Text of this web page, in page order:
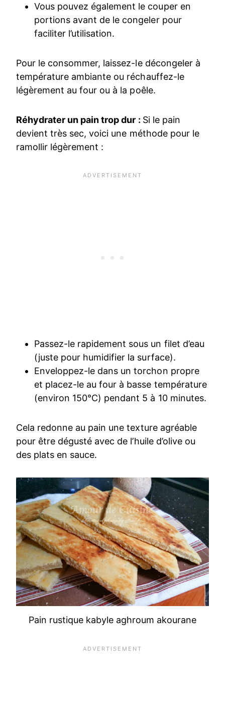
Vous pouvez également le couper en
portions avant de le congeler pour
faciliter l’utilisation.
Pour le consommer, laissez-le décongeler à
température ambiante ou réchauffez-le
légèrement au four ou à la poêle.
Réhydrater un pain trop dur : Si le pain
devient très sec, voici une méthode pour le
ramollir légèrement :
Passez-le rapidement sous un filet d’eau
(juste pour humidifier la surface).
Enveloppez-le dans un torchon propre
et placez-le au four à basse température
(environ 150°C) pendant 5 à 10 minutes.
Cela redonne au pain une texture agréable
pour être dégusté avec de l’huile d’olive ou
des plats en sauce.
Pain rustique kabyle aghroum akourane